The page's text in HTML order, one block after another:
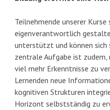
Teilnehmende unserer
eigenverantwortlich
unterstützt und können sich
zentrale Aufgabe ist zudem,
viel mehr Erkenntnisse zu
Lernenden neue
kognitiven Strukturen
Horizont selbstständig zu